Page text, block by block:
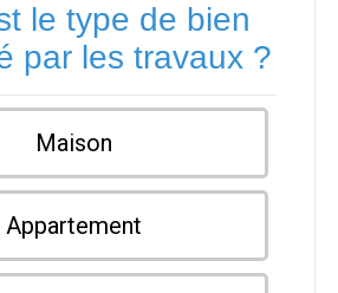
le type de bien
par les travaux ?
Maison
Appartement